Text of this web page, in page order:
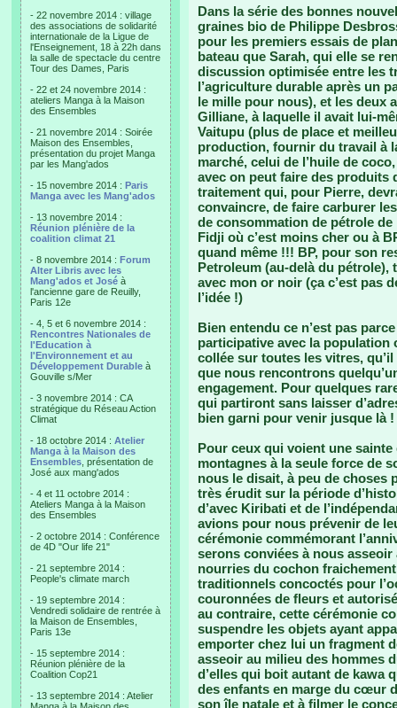
- 22 novembre 2014 : village
des associations de solidarité
internationale de la Ligue de
l'Enseignement, 18 à 22h dans
la salle de spectacle du centre
Tour des Dames, Paris
- 22 et 24 novembre 2014 :
ateliers Manga à la Maison
des Ensembles
- 21 novembre 2014 : Soirée
Maison des Ensembles,
présentation du projet Manga
par les Mang'ados
- 15 novembre 2014 : Paris
Manga avec les Mang'ados
- 13 novembre 2014 :
Réunion plénière de la
coalition climat 21
- 8 novembre 2014 : Forum
Alter Libris avec les
Mang'ados et José à
l'ancienne gare de Reuilly,
Paris 12e
- 4, 5 et 6 novembre 2014 :
Rencontres Nationales de
l'Education à
l'Environnement et au
Développement Durable à
Gouville s/Mer
- 3 novembre 2014 : CA
stratégique du Réseau Action
Climat
- 18 octobre 2014 : Atelier
Manga à la Maison des
Ensembles , présentation de
José aux mang'ados
- 4 et 11 octobre 2014 :
Ateliers Manga à la Maison
des Ensembles
- 2 octobre 2014 : Conférence
de 4D "Our life 21"
- 21 septembre 2014 :
People's climate march
- 19 septembre 2014 :
Vendredi solidaire de rentrée à
la Maison de Ensembles,
Paris 13e
- 15 septembre 2014 :
Réunion plénière de la
Coalition Cop21
- 13 septembre 2014 : Atelier
Dans la série des bonnes
graines bio de Philippe
pour les premiers essais de
bateau que Sarah, qui elle se
discussion optimisée entre les
l’agriculture durable après un
le mille pour nous), et les deux
Gilliane, à laquelle il avait lui-
Vaitupu (plus de place et
production, fournir du travail à
marché, celui de l’huile de
avec on peut faire des produits
traitement qui, pour Pierre,
convaincre, de faire carburer
de consommation de pétrole de
Fidji où c’est moins cher ou à
quand même !!! BP, pour son
Petroleum (au-delà du
avec mon or noir (ça c’est pas
l’idée !)
Bien entendu ce n’est pas
participative avec la population
collée sur toutes les vitres,
que nous rencontrons
engagement. Pour quelques
qui partiront sans laisser
bien garni pour venir jusque là !
Pour ceux qui voient une
montagnes à la seule force de
nous le disait, à peu de choses
très érudit sur la période
d’avec Kiribati et de
avions pour nous prévenir de
cérémonie commémorant
serons conviées à nous
nourries du cochon
traditionnels concoctés pour
couronnées de fleurs et
au contraire, cette cérémonie
suspendre les objets ayant
emporter chez lui un fragment
asseoir au milieu des hommes
d’elles qui boit autant de kawa
des enfants en marge du cœur
son île natale et à filmer le